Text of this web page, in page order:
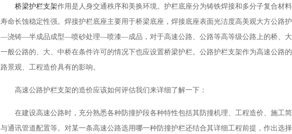
桥梁护栏支架作用是人身交通秩序和美换环境。护栏底座分为铸铁焊接和多分子复合材
寿命长蚀稳定性强。焊接护栏底座主要用于桥梁底座，焊接底座表面光洁度高美观大方公路
—浇铸—半成品成型—喷砂处理—喷漆—成品，对于高速公路、公路等高等级公路上的桥、大
一般公路的、大、中桥在条件许可的情况下也应设置桥梁护栏。公路护栏支架作为高速公路
路景观、工程造价具有的影响。
高速公路护栏支架的造价应该如何评估我们来详细了解一下：
在建设高速公路时，充分熟悉各种防撞护段各种特性包括其防撞机理、工程造价、施工
与通讯管道配置等。对某一条高速公路选用哪一种防撞护栏还结合其详细工程前提，作出选择